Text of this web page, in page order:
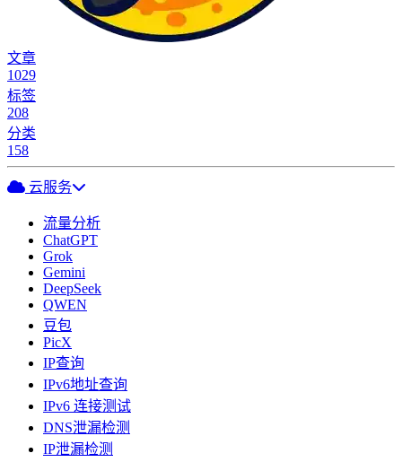
文章
1029
标签
208
分类
158
云服务
流量分析
ChatGPT
Grok
Gemini
DeepSeek
QWEN
豆包
PicX
IP查询
IPv6地址查询
IPv6 连接测试
DNS泄漏检测
IP泄漏检测